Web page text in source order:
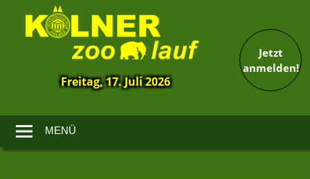
Zoolauf
Freitag, 17. Juli 2026
Jetzt
anmelden!
MENÜ